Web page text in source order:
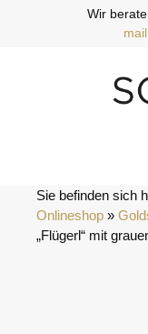
Wir
Sie befinden sich
Onlineshop »
„Flügerl“ mit